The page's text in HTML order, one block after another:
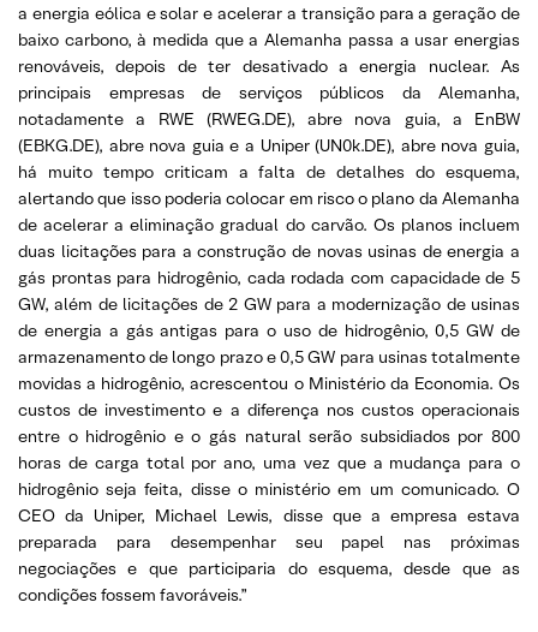
a energia eólica e solar e acelerar a transição para a geração de
baixo carbono, à medida que a Alemanha passa a usar energias
renováveis, depois de ter desativado a energia nuclear. As
principais empresas de serviços públicos da Alemanha,
notadamente a RWE (RWEG.DE), abre nova guia, a EnBW
(EBKG.DE), abre nova guia e a Uniper (UN0k.DE), abre nova guia,
há muito tempo criticam a falta de detalhes do esquema,
alertando que isso poderia colocar em risco o plano da Alemanha
de acelerar a eliminação gradual do carvão. Os planos incluem
duas licitações para a construção de novas usinas de energia a
gás prontas para hidrogênio, cada rodada com capacidade de 5
GW, além de licitações de 2 GW para a modernização de usinas
de energia a gás antigas para o uso de hidrogênio, 0,5 GW de
armazenamento de longo prazo e 0,5 GW para usinas totalmente
movidas a hidrogênio, acrescentou o Ministério da Economia. Os
custos de investimento e a diferença nos custos operacionais
entre o hidrogênio e o gás natural serão subsidiados por 800
horas de carga total por ano, uma vez que a mudança para o
hidrogênio seja feita, disse o ministério em um comunicado. O
CEO da Uniper, Michael Lewis, disse que a empresa estava
preparada para desempenhar seu papel nas próximas
negociações e que participaria do esquema, desde que as
condições fossem favoráveis.”